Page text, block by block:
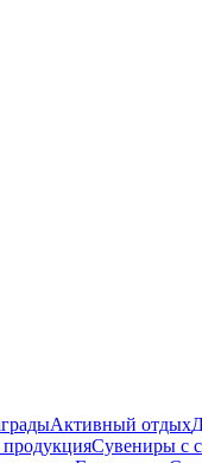
Активный отдых
продукцияСувениры с